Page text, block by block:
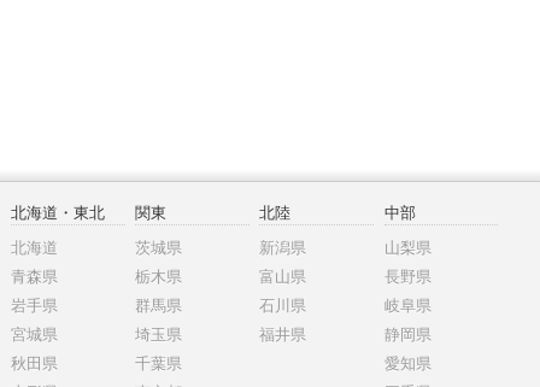
北海道・東北
北海道
青森県
岩手県
宮城県
秋田県
関東
茨城県
栃木県
群馬県
埼玉県
千葉県
北陸
新潟県
富山県
石川県
福井県
中部
山梨県
長野県
岐阜県
静岡県
愛知県